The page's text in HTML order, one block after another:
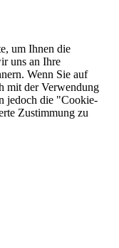
um Ihnen die
uns an Ihre
Wenn Sie auf
mit der Verwendung
jedoch die "Cookie-
Zustimmung zu